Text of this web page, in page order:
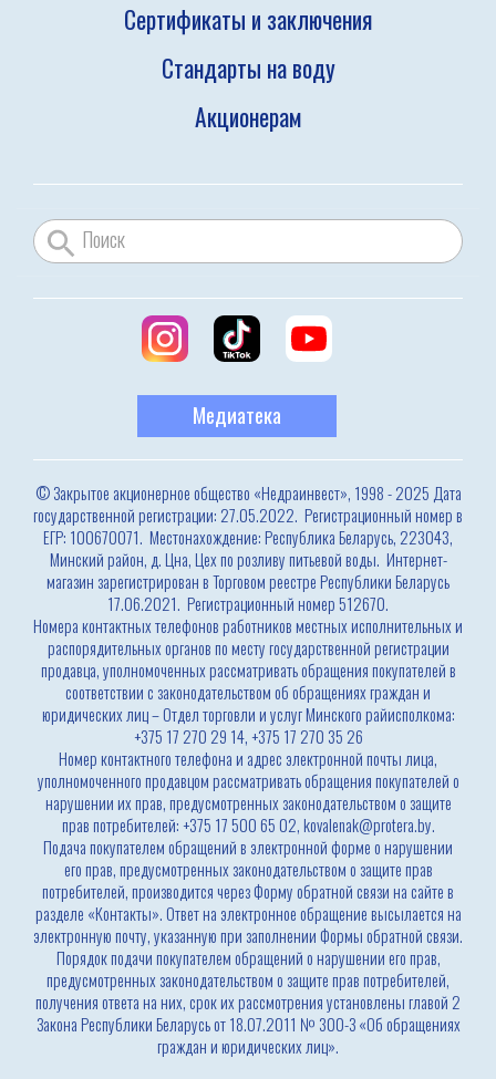
Сертификаты и заключения
Стандарты на воду
Акционерам
Медиатека
© Закрытое акционерное общество «Недраинвест», 1998 - 2025 Дата
государственной регистрации: 27.05.2022. Регистрационный номер в
ЕГР: 100670071. Местонахождение: Республика Беларусь, 223043,
Минский район, д. Цна, Цех по розливу питьевой воды. Интернет-
магазин зарегистрирован в Торговом реестре Республики Беларусь
17.06.2021. Регистрационный номер 512670.
Номера контактных телефонов работников местных исполнительных и
распорядительных органов по месту государственной регистрации
продавца, уполномоченных рассматривать обращения покупателей в
соответствии с законодательством об обращениях граждан и
юридических лиц – Отдел торговли и услуг Минского райисполкома:
+375 17 270 29 14, +375 17 270 35 26
Номер контактного телефона и адрес электронной почты лица,
уполномоченного продавцом рассматривать обращения покупателей о
нарушении их прав, предусмотренных законодательством о защите
прав потребителей: +375 17 500 65 02, kovalenak@protera.by.
Подача покупателем обращений в электронной форме о нарушении
его прав, предусмотренных законодательством о защите прав
потребителей, производится через Форму обратной связи на сайте в
разделе «Контакты». Ответ на электронное обращение высылается на
электронную почту, указанную при заполнении Формы обратной связи.
Порядок подачи покупателем обращений о нарушении его прав,
предусмотренных законодательством о защите прав потребителей,
получения ответа на них, срок их рассмотрения установлены главой 2
Закона Республики Беларусь от 18.07.2011 № 300-З «Об обращениях
граждан и юридических лиц».